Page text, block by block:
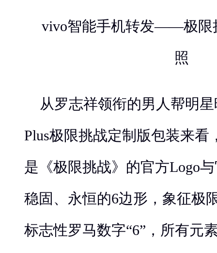
vivo智能手机转发——极限
照
从罗志祥领衔的男人帮明
Plus极限挑战定制版包装来看
是《极限挑战》的官方Logo
稳固、永恒的6边形，象征极
标志性罗马数字“6”，所有元